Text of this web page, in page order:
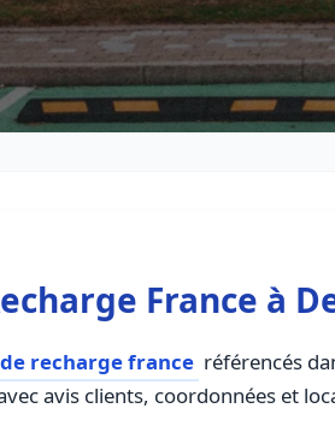
France à
recharge france référencés
avis clients, coordonnées et